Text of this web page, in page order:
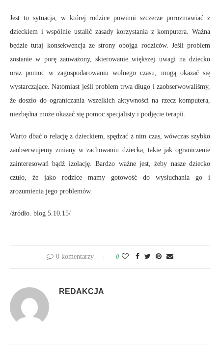
Jest to sytuacja, w której rodzice powinni szczerze porozmawiać z
dzieckiem i wspólnie ustalić zasady korzystania z komputera. Ważna
będzie tutaj konsekwencja ze strony obojga rodziców. Jeśli problem
zostanie w porę zauważony, skierowanie większej uwagi na dziecko
oraz pomoc w zagospodarowaniu wolnego czasu, mogą okazać się
wystarczające. Natomiast jeśli problem trwa długo i zaobserwowaliśmy,
że doszło do ograniczania wszelkich aktywności na rzecz komputera,
niezbędna może okazać się pomoc specjalisty i podjęcie terapii.
Warto dbać o relację z dzieckiem, spędzać z nim czas, wówczas szybko
zaobserwujemy zmiany w zachowaniu dziecka, takie jak ograniczenie
zainteresowań bądź izolację. Bardzo ważne jest, żeby nasze dziecko
czuło, że jako rodzice mamy gotowość do wysłuchania go i
zrozumienia jego problemów.
/źródło. blog 5.10.15/
0 komentarzy 0
REDAKCJA